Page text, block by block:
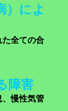
）によ
全ての合
障害
、慢性気管